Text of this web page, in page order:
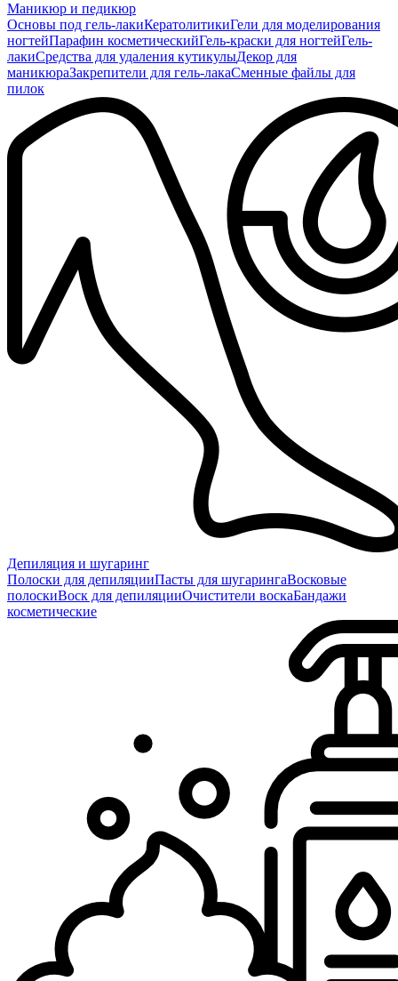
Маникюр и педикюр
Основы под гель-лакиКератолитикиГели для моделирования
ногтейПарафин косметическийГель-краски для ногтейГель-
лакиСредства для удаления кутикулыДекор для
маникюраЗакрепители для гель-лакаСменные файлы для
пилок
Депиляция и шугаринг
Полоски для депиляцииПасты для шугарингаВосковые
полоскиВоск для депиляцииОчистители воскаБандажи
косметические